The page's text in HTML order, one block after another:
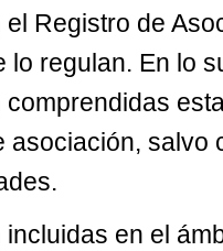
el Registro de
lo regulan. En lo
comprendidas
asociación, salvo
incluidas en el